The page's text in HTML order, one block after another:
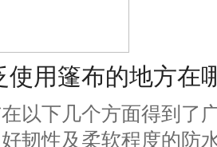
使用篷布的地方在
以下几个方面得到了
韧性及柔软程度的防